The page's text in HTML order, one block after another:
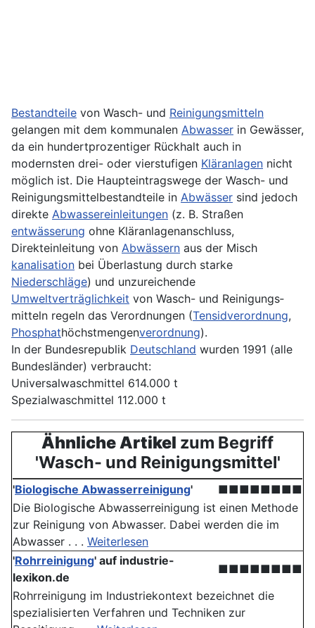
Bestandteile von Wasch- und Reinigungsmitteln
gelangen mit dem kommunalen Abwasser in Gewässer,
da ein hundert­prozentiger Rückhalt auch in
modernsten drei- oder vierstufigen Kläranlagen nicht
möglich ist. Die Haupteintragswege der Wasch- und
Reinigungs­mittel­bestandteile in Abwässer sind jedoch
direkte Abwasser­einleitungen (z. B. Straßen­
entwässerung ohne Kläranlagen­anschluss,
Direkteinleitung von Abwässern aus der Misch­
kanalisation bei Überlastung durch starke
Niederschläge) und unzureichende
Umweltverträglichkeit von Wasch- und Reinigungs­
mitteln regeln das Verordnungen (Tensid­verordnung,
Phosphat­höchstmengen­verordnung).
In der Bundesrepublik Deutschland wurden 1991 (alle
Bundesländer) verbraucht:
Universalwaschmittel 614.000 t
Spezialwaschmittel 112.000 t
Ähnliche Artikel zum Begriff
'Wasch- und Reinigungsmittel'
'Biologische Abwasserreinigung'
■■■■■■■■
Die Biologische Abwasserreinigung ist einen Methode
zur Reinigung von Abwasser. Dabei werden die im
Abwasser . . . Weiterlesen
'Rohrreinigung' auf industrie-
lexikon.de
■■■■■■■■
Rohrreinigung im Industriekontext bezeichnet die
spezialisierten Verfahren und Techniken zur